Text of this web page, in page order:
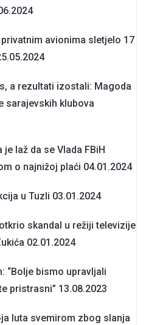
privatnim avionima sletjelo 17
a rezultati izostali: Magoda
sarajevskih klubova
laž da se Vlada FBiH
o najnižoj plaći 04.01.2024
u Tuzli 03.01.2024
skandal u režiji televizije
02.01.2024
“Bolje bismo upravljali
pristrasni” 13.08.2023
luta svemirom zbog slanja